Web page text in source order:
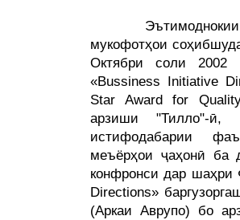
Эътимоднокии
мукофотҳои
Октябри соли 2002
«Bussiness Initiative
Star Award for
арзиши "Тилло"-ӣ,
истифодабарии
меъёрҳои ҷаҳонӣ ба
конфронси дар шаҳри
Directions»
(Аркаи Аврупо) бо